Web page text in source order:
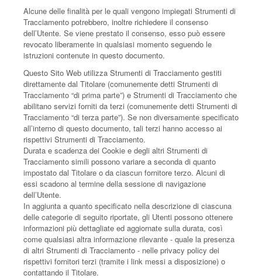
Alcune delle finalità per le quali vengono impiegati Strumenti di
Tracciamento potrebbero, inoltre richiedere il consenso
dell’Utente. Se viene prestato il consenso, esso può essere
revocato liberamente in qualsiasi momento seguendo le
istruzioni contenute in questo documento.
Questo Sito Web utilizza Strumenti di Tracciamento gestiti
direttamente dal Titolare (comunemente detti Strumenti di
Tracciamento “di prima parte”) e Strumenti di Tracciamento che
abilitano servizi forniti da terzi (comunemente detti Strumenti di
Tracciamento “di terza parte”). Se non diversamente specificato
all’interno di questo documento, tali terzi hanno accesso ai
rispettivi Strumenti di Tracciamento.
Durata e scadenza dei Cookie e degli altri Strumenti di
Tracciamento simili possono variare a seconda di quanto
impostato dal Titolare o da ciascun fornitore terzo. Alcuni di
essi scadono al termine della sessione di navigazione
dell’Utente.
In aggiunta a quanto specificato nella descrizione di ciascuna
delle categorie di seguito riportate, gli Utenti possono ottenere
informazioni più dettagliate ed aggiornate sulla durata, così
come qualsiasi altra informazione rilevante - quale la presenza
di altri Strumenti di Tracciamento - nelle privacy policy dei
rispettivi fornitori terzi (tramite i link messi a disposizione) o
contattando il Titolare.